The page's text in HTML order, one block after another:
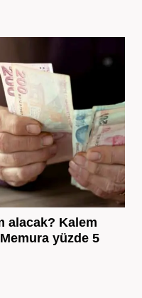
alacak? Kalem
yüzde 5